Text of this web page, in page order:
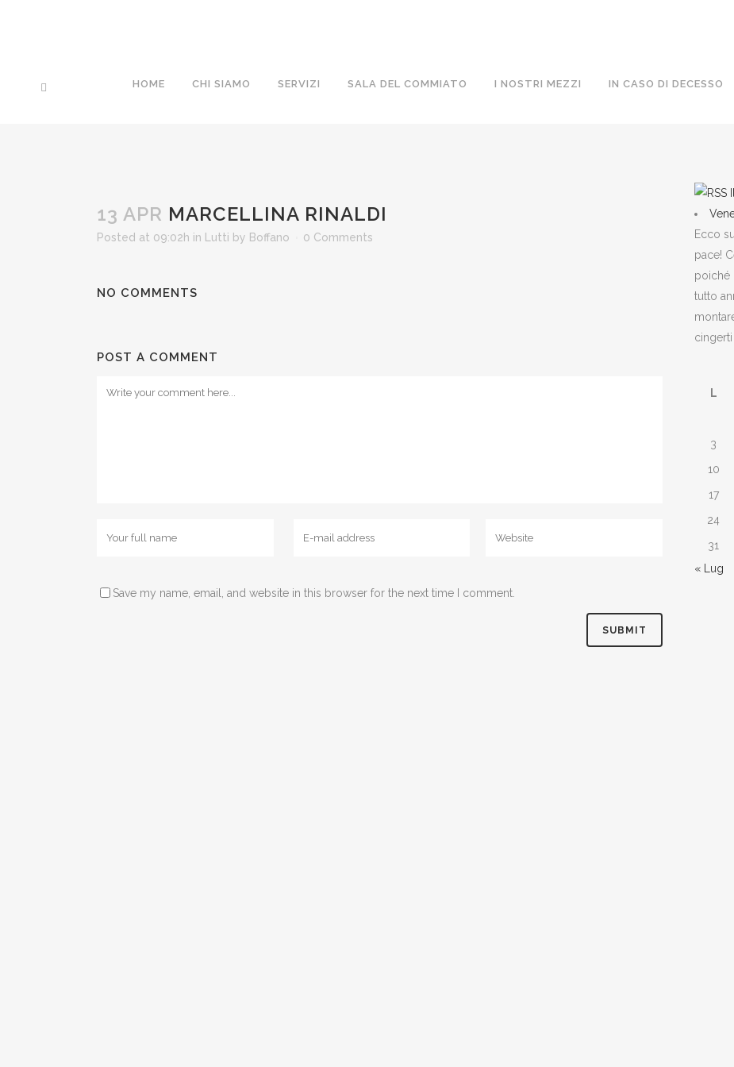
HOME CHI SIAMO SERVIZI SALA DEL COMMIATO I NOSTRI MEZZI IN CASO DI DECESSO
13 APR MARCELLINA RINALDI
Posted at 09:02h in Lutti by Boffano 0 Comments
NO COMMENTS
POST A COMMENT
Save my name, email, and website in this browser for the next time I comment.
Ecco
pace!
poiché
tutto
L
3
10
17
24
31
« Lug